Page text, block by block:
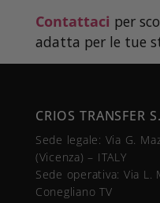
Contattaci per
adatta per le tue
CRIOS TRANSFER
Sede legale: Via G.
(Vicenza) – ITALY
Sede operativa: Via L.
Conegliano TV